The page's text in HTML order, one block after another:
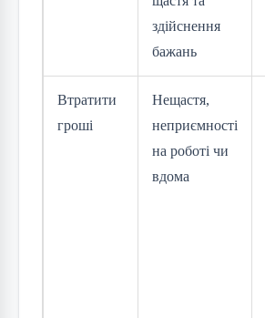
здійснення
бажань
Втратити
гроші
Нещастя,
неприємності
на роботі чи
вдома